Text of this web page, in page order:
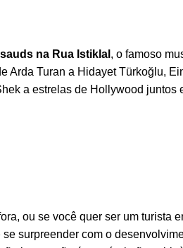
na Rua Istiklal , o famoso
Arda Turan a Hidayet Türkoğlu,
a estrelas de Hollywood
ou se você quer ser um turista
surpreender com o